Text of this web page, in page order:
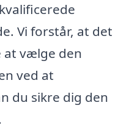
Vi forstår, at det
vælge den
ved at
du sikre dig den